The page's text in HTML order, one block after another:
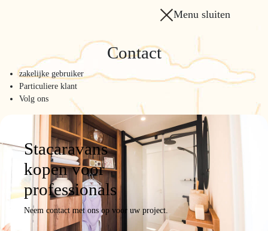
Menu sluiten
Contact
zakelijke gebruiker
Particuliere klant
Volg ons
Stacaravans
kopen voor
professionals
Neem contact met ons op voor uw project.